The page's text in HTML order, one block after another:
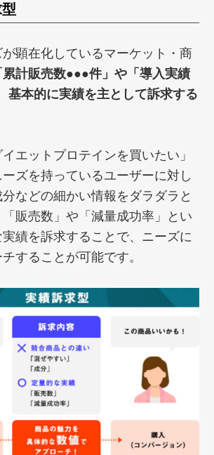
顕在化しているマーケット・商
累計販売数●●●件」や「導入実績
基本的に実績を主として訴求する
エットプロテインを買いたい」
ズを持っているユーザーに対し
などの細かい情報をダラダラと
販売数」や「減量成功率」とい
績を訴求することで、ニーズに
することが可能です。